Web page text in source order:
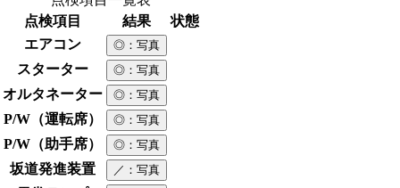
点検項目
結果
状態
エアコン
◎ ：写真
スターター ◎ ：写真
オルタネーター ◎ ：写真
P/W（運転席） ◎ ：写真
P/W（助手席） ◎ ：写真
坂道発進装置 ／ ：写真